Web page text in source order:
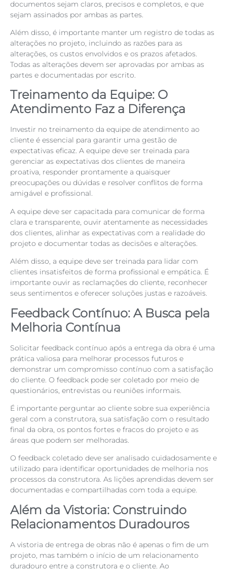
documentos sejam claros, precisos e completos, e que
sejam assinados por ambas as partes.
Além disso, é importante manter um registro de todas as
alterações no projeto, incluindo as razões para as
alterações, os custos envolvidos e os prazos afetados.
Todas as alterações devem ser aprovadas por ambas as
partes e documentadas por escrito.
Treinamento da Equipe: O
Atendimento Faz a Diferença
Investir no treinamento da equipe de atendimento ao
cliente é essencial para garantir uma gestão de
expectativas eficaz. A equipe deve ser treinada para
gerenciar as expectativas dos clientes de maneira
proativa, responder prontamente a quaisquer
preocupações ou dúvidas e resolver conflitos de forma
amigável e profissional.
A equipe deve ser capacitada para comunicar de forma
clara e transparente, ouvir atentamente as necessidades
dos clientes, alinhar as expectativas com a realidade do
projeto e documentar todas as decisões e alterações.
Além disso, a equipe deve ser treinada para lidar com
clientes insatisfeitos de forma profissional e empática. É
importante ouvir as reclamações do cliente, reconhecer
seus sentimentos e oferecer soluções justas e razoáveis.
Feedback Contínuo: A Busca pela
Melhoria Contínua
Solicitar feedback contínuo após a entrega da obra é uma
prática valiosa para melhorar processos futuros e
demonstrar um compromisso contínuo com a satisfação
do cliente. O feedback pode ser coletado por meio de
questionários, entrevistas ou reuniões informais.
É importante perguntar ao cliente sobre sua experiência
geral com a construtora, sua satisfação com o resultado
final da obra, os pontos fortes e fracos do projeto e as
áreas que podem ser melhoradas.
O feedback coletado deve ser analisado cuidadosamente e
utilizado para identificar oportunidades de melhoria nos
processos da construtora. As lições aprendidas devem ser
documentadas e compartilhadas com toda a equipe.
Além da Vistoria: Construindo
Relacionamentos Duradouros
A vistoria de entrega de obras não é apenas o fim de um
projeto, mas também o início de um relacionamento
duradouro entre a construtora e o cliente. Ao